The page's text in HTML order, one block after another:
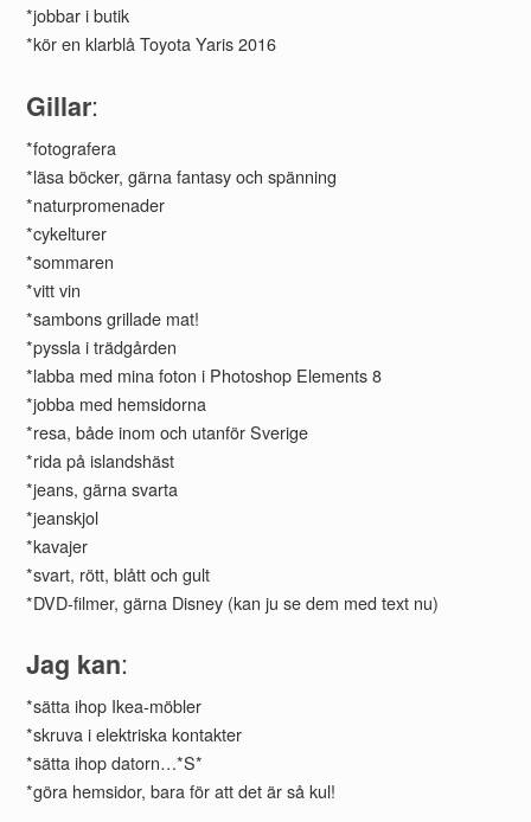
*jobbar i butik
*kör en klarblå Toyota Yaris 2016
Gillar:
*fotografera
*läsa böcker, gärna fantasy och spänning
*naturpromenader
*cykelturer
*sommaren
*vitt vin
*sambons grillade mat!
*pyssla i trädgården
*labba med mina foton i Photoshop Elements 8
*jobba med hemsidorna
*resa, både inom och utanför Sverige
*rida på islandshäst
*jeans, gärna svarta
*jeanskjol
*kavajer
*svart, rött, blått och gult
*DVD-filmer, gärna Disney (kan ju se dem med text nu)
Jag kan:
*sätta ihop Ikea-möbler
*skruva i elektriska kontakter
*sätta ihop datorn…*S*
*göra hemsidor, bara för att det är så kul!